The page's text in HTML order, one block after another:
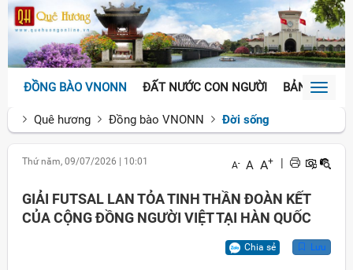
ĐỒNG BÀO VNONN ĐẤT NƯỚC CON NGƯỜI BẢN SẮCToggle
Quê hương
Đồng bào VNONN Đời sống
Thứ năm, 09/07/2026 10:01 A- A A+
GIẢI FUTSAL LAN TỎA TINH THẦN ĐOÀN KẾT
CỦA CỘNG ĐỒNG NGƯỜI VIỆT TẠI HÀN QUỐC
Chia sẻ Lưu